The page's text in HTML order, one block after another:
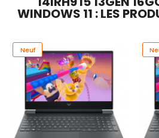
WINDOWS 11 : LES
Neuf